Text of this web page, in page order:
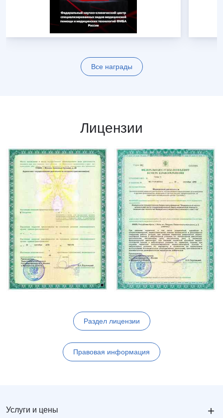
Все награды
Лицензии
Раздел лицензии
Правовая информация
Услуги и цены +